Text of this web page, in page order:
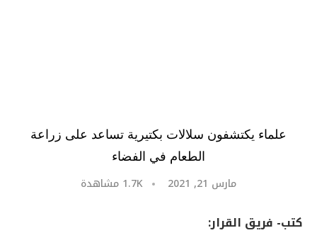
علماء يكتشفون سلالات بكتيرية تساعد على زراعة
الطعام في الفضاء
مارس 21, 2021 1.7K مشاهدة
كتب- فريق القرار: